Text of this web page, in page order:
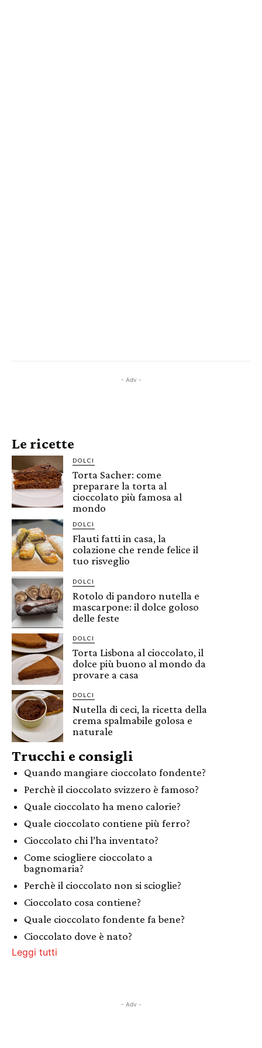
- Adv -
Le ricette
DOLCI
Torta Sacher: come
preparare la torta al
cioccolato più famosa al
mondo
DOLCI
Flauti fatti in casa, la
colazione che rende felice il
tuo risveglio
DOLCI
Rotolo di pandoro nutella e
mascarpone: il dolce goloso
delle feste
DOLCI
Torta Lisbona al cioccolato, il
dolce più buono al mondo da
provare a casa
DOLCI
Nutella di ceci, la ricetta della
crema spalmabile golosa e
naturale
Trucchi e consigli
Quando mangiare cioccolato fondente?
Perchè il cioccolato svizzero è famoso?
Quale cioccolato ha meno calorie?
Quale cioccolato contiene più ferro?
Cioccolato chi l’ha inventato?
Come sciogliere cioccolato a
bagnomaria?
Perchè il cioccolato non si scioglie?
Cioccolato cosa contiene?
Quale cioccolato fondente fa bene?
Cioccolato dove è nato?
Leggi tutti
- Adv -